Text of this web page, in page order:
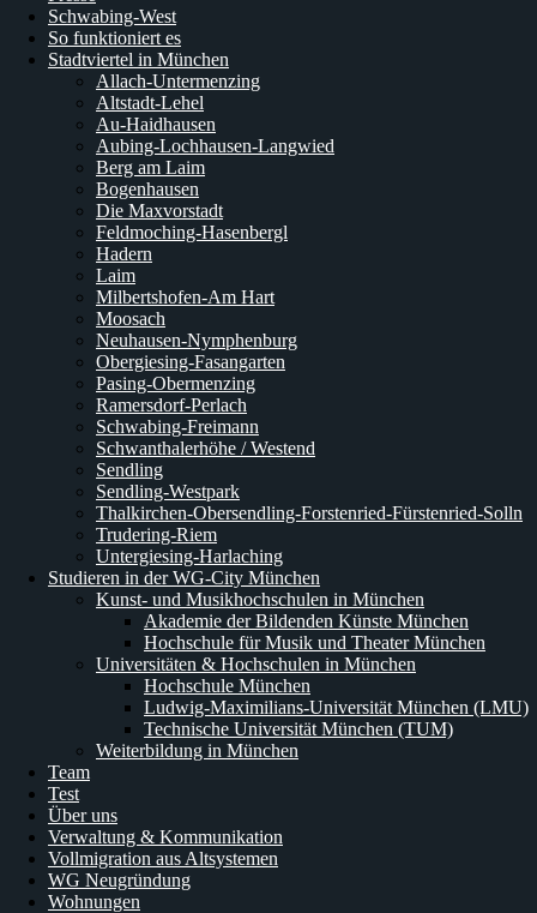
Schwabing-West
So funktioniert es
Stadtviertel in München
Allach-Untermenzing
Altstadt-Lehel
Au-Haidhausen
Aubing-Lochhausen-Langwied
Berg am Laim
Bogenhausen
Die Maxvorstadt
Feldmoching-Hasenbergl
Hadern
Laim
Milbertshofen-Am Hart
Moosach
Neuhausen-Nymphenburg
Obergiesing-Fasangarten
Pasing-Obermenzing
Ramersdorf-Perlach
Schwabing-Freimann
Schwanthalerhöhe / Westend
Sendling
Sendling-Westpark
Thalkirchen-Obersendling-Forstenried-Fürstenried-Solln
Trudering-Riem
Untergiesing-Harlaching
Studieren in der WG-City München
Kunst- und Musikhochschulen in München
Akademie der Bildenden Künste München
Hochschule für Musik und Theater München
Universitäten & Hochschulen in München
Hochschule München
Ludwig-Maximilians-Universität München (LMU)
Technische Universität München (TUM)
Weiterbildung in München
Team
Test
Über uns
Verwaltung & Kommunikation
Vollmigration aus Altsystemen
WG Neugründung
Wohnungen